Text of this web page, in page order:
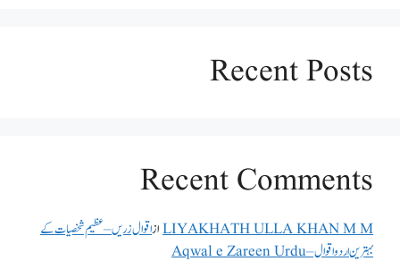
Recent Posts
Recent Comments
LIYAKHATH ULLA KHAN M Mازاقوال زریں – عظیم شخصیات کے
بہترین اردو اقوال – Aqwal e Zareen Urdu